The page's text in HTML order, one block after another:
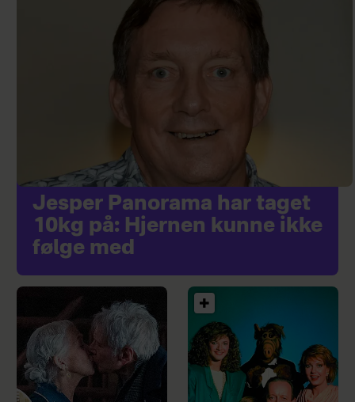
Jesper Panorama har taget
10kg på: Hjernen kunne ikke
følge med